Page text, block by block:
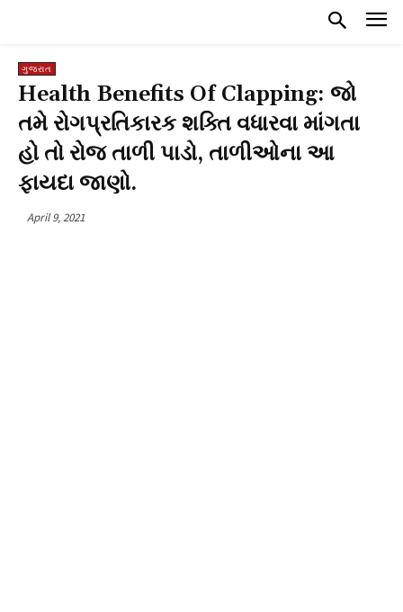
ગુજરાત
Health Benefits Of Clapping: જો
તમે રોગપ્રતિકારક શક્તિ વધારવા માંગતા
હો તો રોજ તાળી પાડો, તાળીઓના આ
ફાયદા જાણો.
April 9, 2021